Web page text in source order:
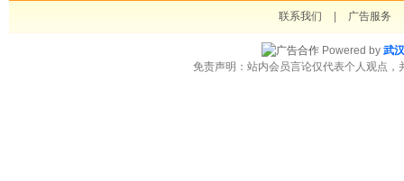
联系我们 广告服务
Powered by 武
免责声明：站内会员言论仅代表个人观点